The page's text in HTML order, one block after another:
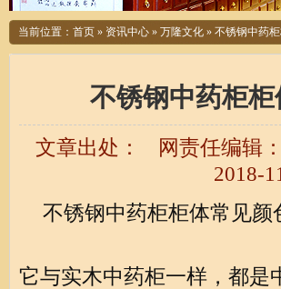
当前位置： 首页 » 资讯中心 » 万隆文化 » 不锈钢中药
不锈钢中药柜
文章出处： 网责任编辑：
2018-
不锈钢中药柜柜体常见颜
它与实木中药柜一样，都是